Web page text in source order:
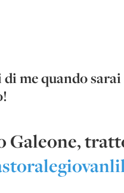
me quando sarai
Galeone,